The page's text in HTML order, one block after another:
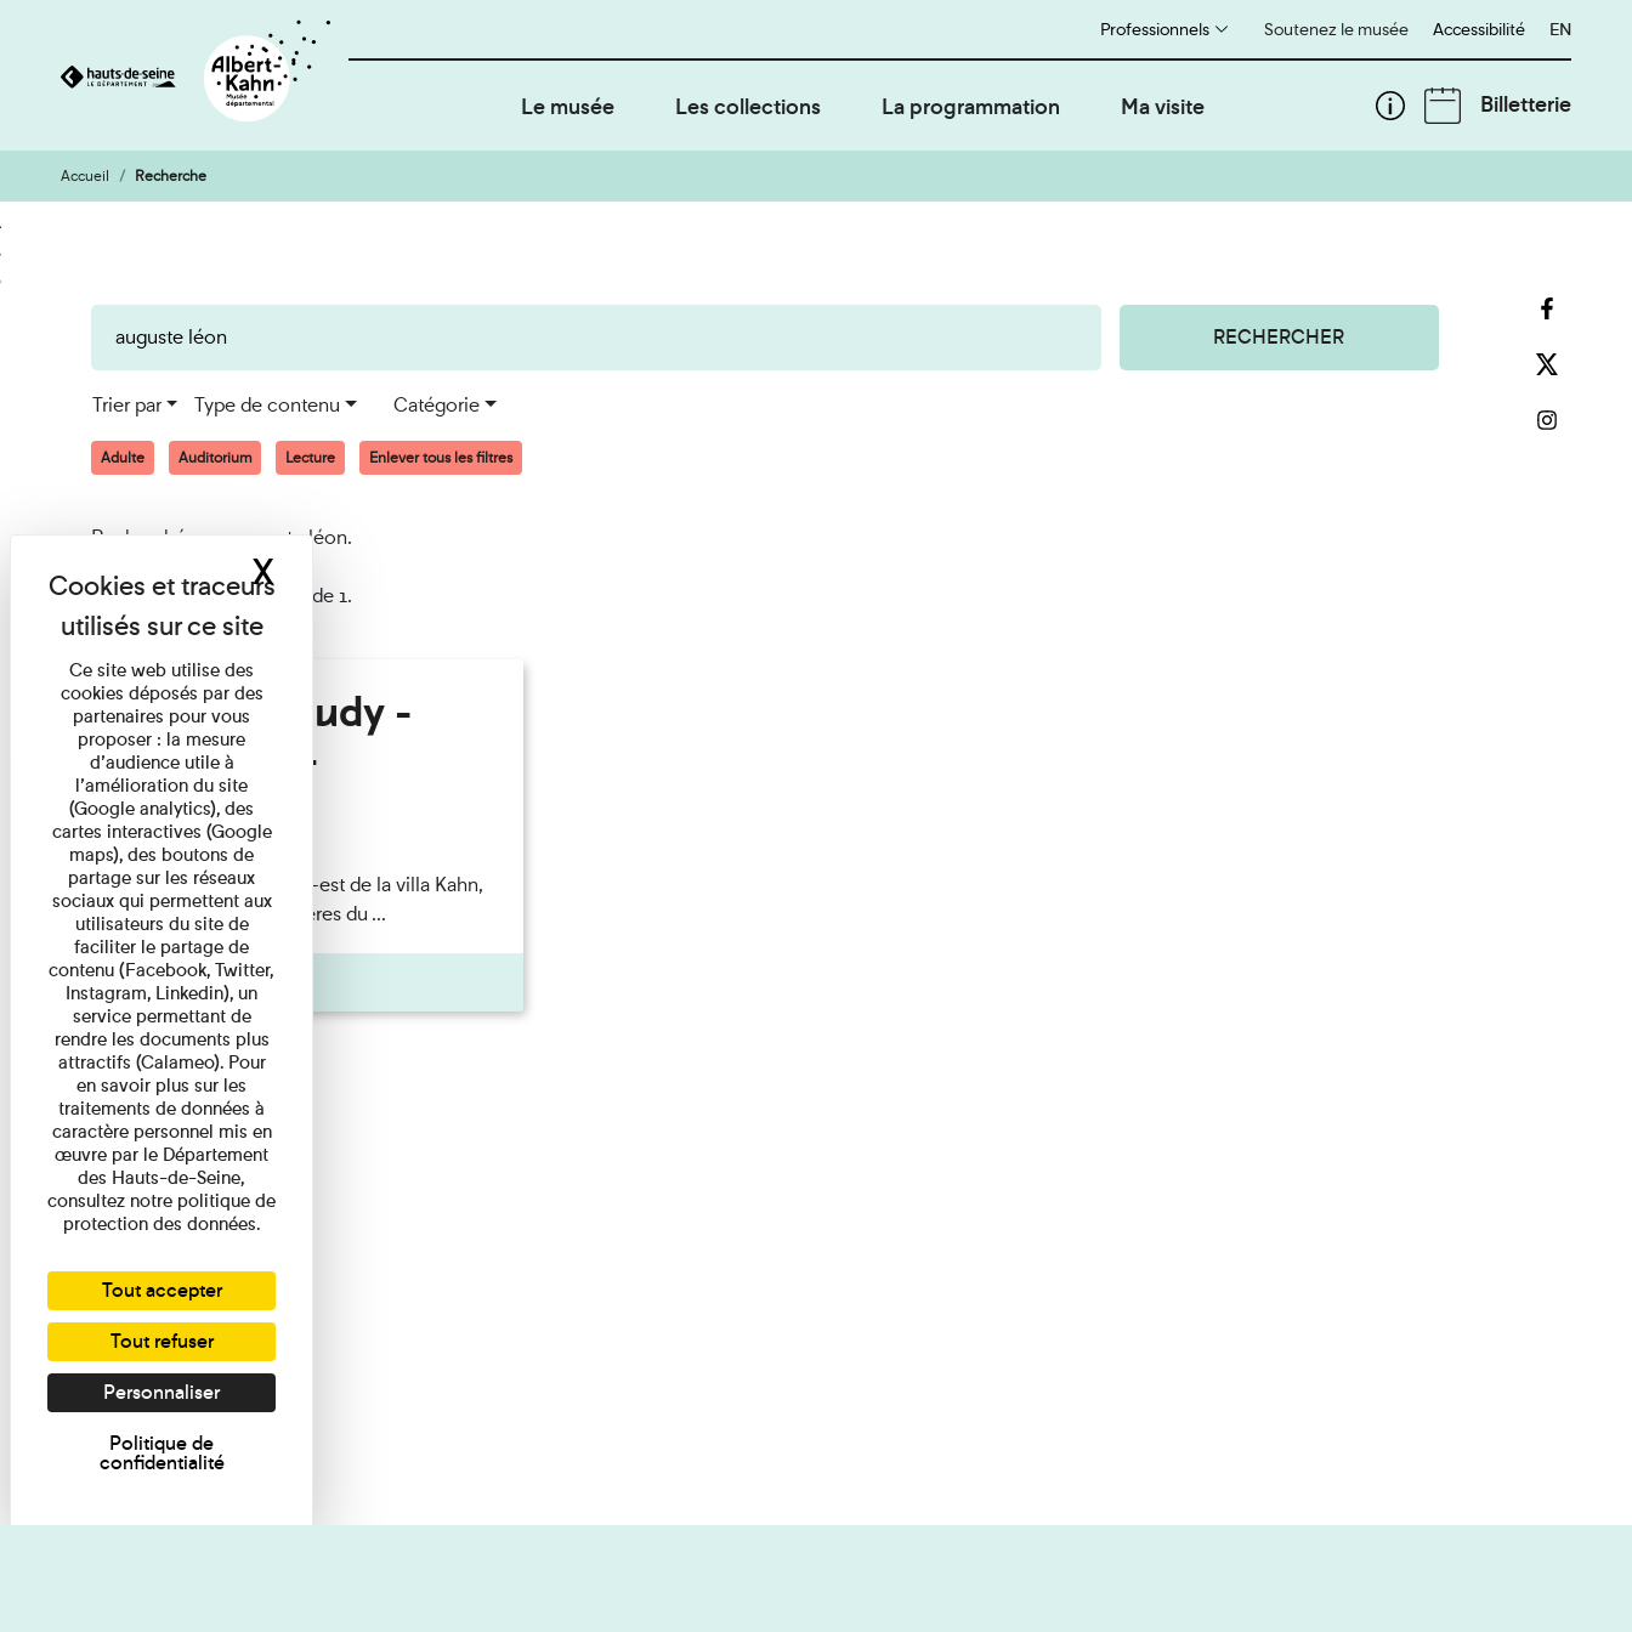
Aller
au
contenu
Aller
à
la
Soutenez le musée
Professionnels Accessibilité English
EN
Le musée Les collections La programmation Ma visite Billetterie
Accueil Recherche
RECHERCHER
Trier par Type de contenu Catégorie
Adulte Auditorium Lecture Enlever tous les filtres
Recherché pour auguste léon.
Afficher les résultats 1 à 1 de 1.
Hélène Gaudy -
Villa Zamir
Lecture
couchant) [Angle nord-est de la villa Kahn,
dite villa Zamir et lumières du ...
Pages
Ce site web utilise des
cookies déposés par des
partenaires pour vous
proposer : la mesure
d’audience utile à
l’amélioration du site
(Google analytics), des
cartes interactives (Google
maps), des boutons de
partage sur les réseaux
sociaux qui permettent aux
utilisateurs du site de
faciliter le partage de
contenu (Facebook, Twitter,
Instagram, Linkedin), un
service permettant de
rendre les documents plus
attractifs (Calameo). Pour
en savoir plus sur les
traitements de données à
caractère personnel mis en
œuvre par le Département
des Hauts-de-Seine,
consultez notre politique de
protection des données.
Tout accepter
Tout refuser
Personnaliser
Politique de
confidentialité
XMasquer le bandeau des cookies